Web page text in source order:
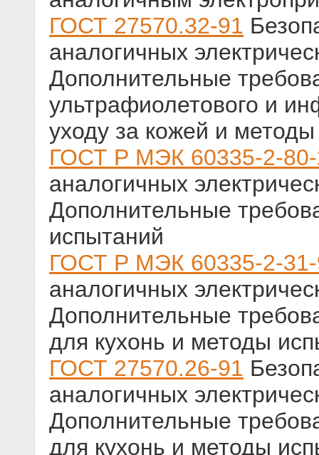
ГОСТ 27570.32-91
аналогичных
Дополнительные
ультрафиолетового и
уходу за кожей и
ГОСТ Р МЭК 60335-2-
аналогичных
Дополнительные
испытаний
ГОСТ Р МЭК 60335-2-
аналогичных
Дополнительные
для кухонь и методы
ГОСТ 27570.26-91
аналогичных
Дополнительные
для кухонь и методы